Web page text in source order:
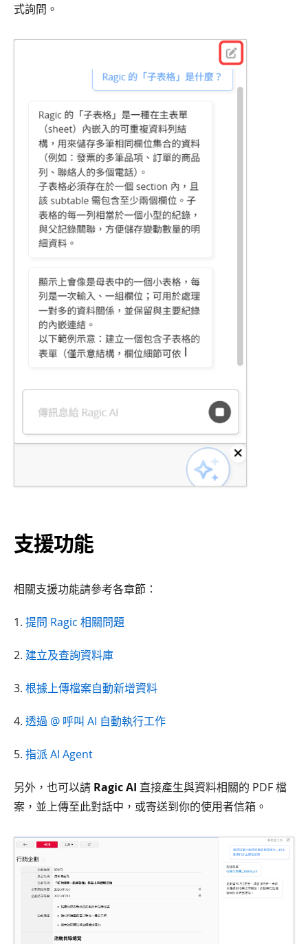
式詢問。
支援功能
相關支援功能請參考各章節：
1. 提問 Ragic 相關問題
2. 建立及查詢資料庫
3. 根據上傳檔案自動新增資料
4. 透過 @ 呼叫 AI 自動執行工作
5. 指派 AI Agent
另外，也可以請 Ragic AI 直接產生與資料相關的 PDF 檔
案，並上傳至此對話中，或寄送到你的使用者信箱。